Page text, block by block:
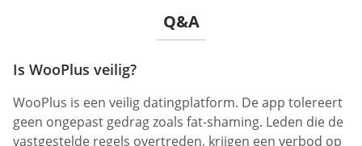
Q&A
Is WooPlus veilig?
WooPlus is een veilig datingplatform. De app tolereert
geen ongepast gedrag zoals fat-shaming. Leden die de
vastgestelde regels overtreden, krijgen een verbod op